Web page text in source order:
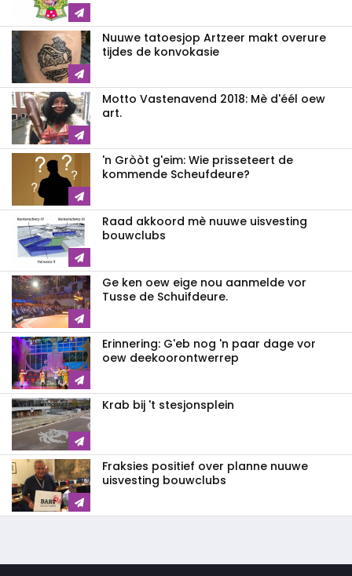
Nuuwe tatoesjop Artzeer makt overure
tijdes de konvokasie
Motto Vastenavend 2018: Mè d'éél oew
art.
'n Gròòt g'eim: Wie prisseteert de
kommende Scheufdeure?
Raad akkoord mè nuuwe uisvesting
bouwclubs
Ge ken oew eige nou aanmelde vor
Tusse de Schuifdeure.
Erinnering: G'eb nog 'n paar dage vor
oew deekoorontwerrep
Krab bij 't stesjonsplein
Fraksies positief over planne nuuwe
uisvesting bouwclubs